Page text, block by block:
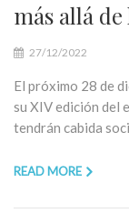
más allá
27/12/2022
El próximo 28 de
su XIV edición del
tendrán cabida
READ MORE